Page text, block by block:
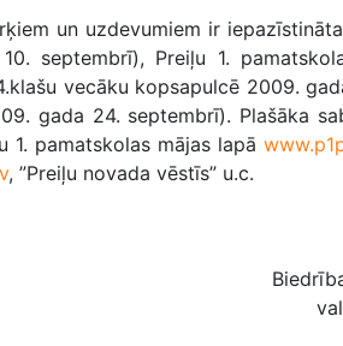
un uzdevumiem ir
septembrī), Preiļu 1.
vecāku kopsapulcē 2009.
gada 24. septembrī). Plašāka
1. pamatskolas mājas lapā
, ”Preiļu novada vēstīs” u.c.